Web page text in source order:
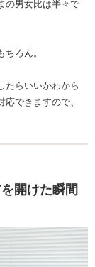
の男女比は半々で
ろん。
たらいいかわから
できますので、
開けた瞬間